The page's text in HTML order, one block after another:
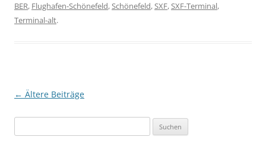
BER, Flughafen-Schönefeld,Schönefeld,SXF,SXF-Terminal,
Terminal-alt.
Beitragsnavigation
← Ältere Beiträge
nach: